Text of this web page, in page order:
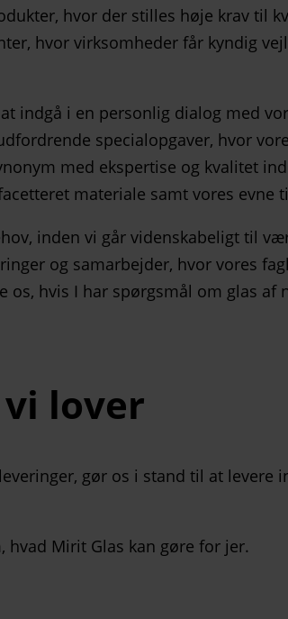
hvor der stilles høje krav til
hvor virksomheder får kyndig
indgå i en personlig dialog med
specialopgaver, hvor
med ekspertise og kvalitet
materiale samt vores
inden vi går videnskabeligt til
og samarbejder, hvor vores
os, hvis I har spørgsmål om glas
lover
gør os i stand til at
hvad Mirit Glas kan gøre for jer.